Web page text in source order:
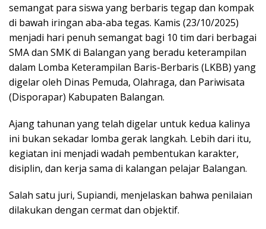
semangat para siswa yang berbaris tegap dan kompak
di bawah iringan aba-aba tegas. Kamis (23/10/2025)
menjadi hari penuh semangat bagi 10 tim dari berbagai
SMA dan SMK di Balangan yang beradu keterampilan
dalam Lomba Keterampilan Baris-Berbaris (LKBB) yang
digelar oleh Dinas Pemuda, Olahraga, dan Pariwisata
(Disporapar) Kabupaten Balangan.
Ajang tahunan yang telah digelar untuk kedua kalinya
ini bukan sekadar lomba gerak langkah. Lebih dari itu,
kegiatan ini menjadi wadah pembentukan karakter,
disiplin, dan kerja sama di kalangan pelajar Balangan.
Salah satu juri, Supiandi, menjelaskan bahwa penilaian
dilakukan dengan cermat dan objektif.